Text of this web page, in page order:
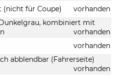
(nicht für Coupe)
vorhanden
kombiniert mit
vorhanden
vorhanden
abblendbar (Fahrerseite)
vorhanden